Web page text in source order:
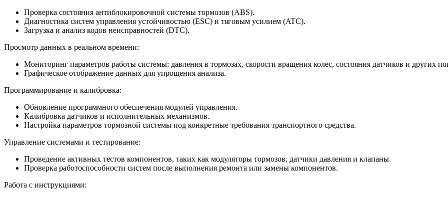
Проверка состояния антиблокировочной системы тормозов (ABS).
Диагностика систем управления устойчивостью (ESC) и тяговым усилием (ATC).
Загрузка и анализ кодов неисправностей (DTC).
Просмотр данных в реальном времени:
Мониторинг параметров работы системы: давления в тормозах, скорости вращения колес, состояния датчиков и других
Графическое отображение данных для упрощения анализа.
Программирование и калибровка:
Обновление программного обеспечения модулей управления.
Калибровка датчиков и исполнительных механизмов.
Настройка параметров тормозной системы под конкретные требования транспортного средства.
Управление системами и тестирование:
Проведение активных тестов компонентов, таких как модуляторы тормозов, датчики давления и клапаны.
Проверка работоспособности систем после выполнения ремонта или замены компонентов.
Работа с инструкциями: